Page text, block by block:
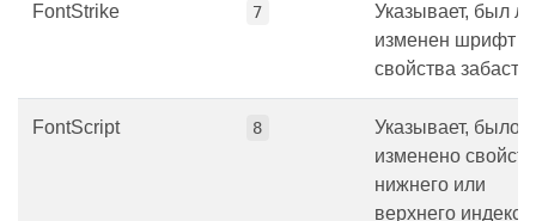
FontStrike 7
Указывает, был ли
изменен шрифт
свойства
FontScript 8
Указывает, было
изменено
нижнего или
верхнего индекса